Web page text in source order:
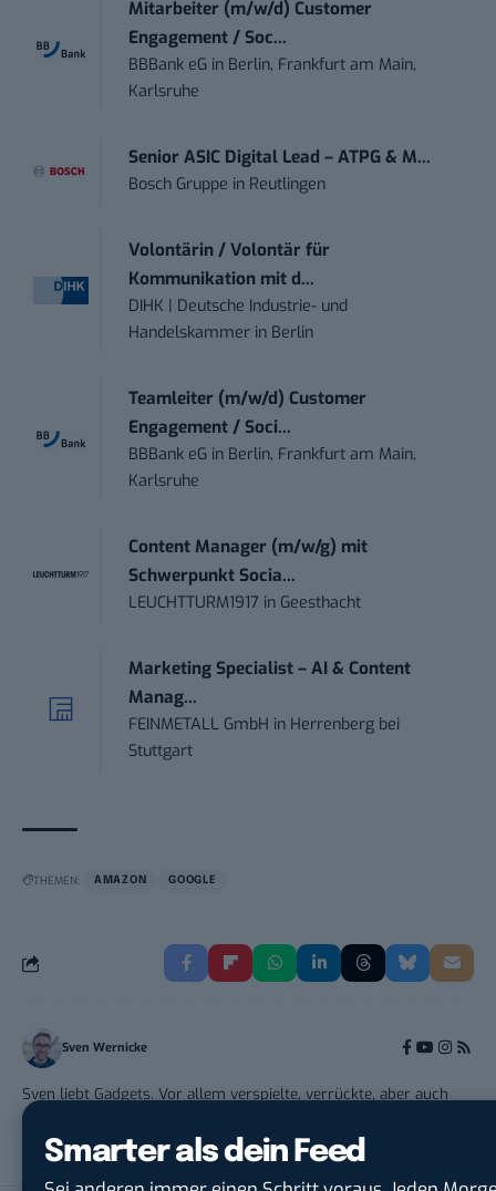
Smarter als dein Feed
Mitarbeiter (m/w/d) Customer
Engagement / Soc...
BBBank eG in Berlin, Frankfurt am Main,
Karlsruhe
Senior ASIC Digital Lead – ATPG & M...
Bosch Gruppe in Reutlingen
Volontärin / Volontär für
Kommunikation mit d...
DIHK | Deutsche Industrie- und
Handelskammer in Berlin
Teamleiter (m/w/d) Customer
Engagement / Soci...
BBBank eG in Berlin, Frankfurt am Main,
Karlsruhe
Content Manager (m/w/g) mit
Schwerpunkt Socia...
LEUCHTTURM1917 in Geesthacht
Marketing Specialist – AI & Content
Manag...
FEINMETALL GmbH in Herrenberg bei
Stuttgart
THEMEN: AMAZON GOOGLE
Sven Wernicke
Sven liebt Gadgets. Vor allem verspielte, verrückte, aber auch
lustige, unkonventionelle und praktische. Er hat 2014 ein paar
Beiträge zu BASIC thinking beigesteuert.